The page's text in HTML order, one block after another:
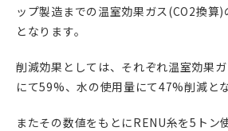
ップ製造までの温室効果ガス(CO2換算
となります。
削減効果としては、それぞれ温室効果
にて59%、水の使用量にて47%削減とな
またその数値をもとにRENU糸を5トン